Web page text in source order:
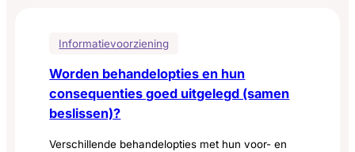
eerste
duidelijke
uitleg
over
aandoening
Informatievoorziening
Worden behandelopties en hun
consequenties goed uitgelegd (samen
beslissen)?
Verschillende behandelopties met hun voor- en